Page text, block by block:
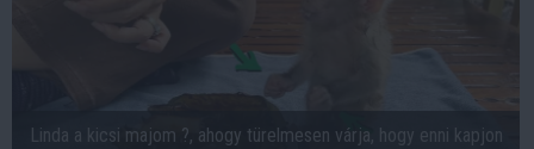
Linda a kicsi majom ?, ahogy türelmesen várja, hogy enni kapjon